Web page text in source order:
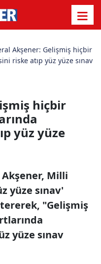
Akşener: Gelişmiş hiçbir
riske atıp yüz yüze sınav
hiçbir
yüz yüze
Akşener, Milli
yüze sınav'
"Gelişmiş
yüze sınav